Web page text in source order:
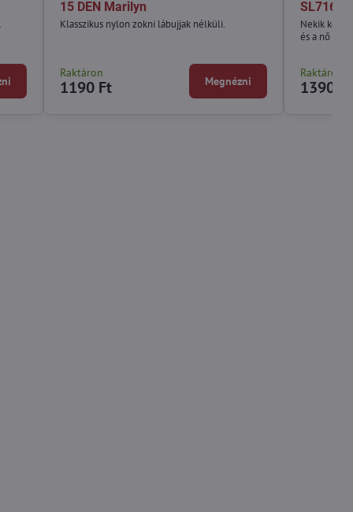
15 DEN Marilyn
Klasszikus nylon zokni lábujjak nélküli.
Raktáron
1190 Ft Megnézni
SL716
Nekik
és a nő
Raktáron
1390 Ft